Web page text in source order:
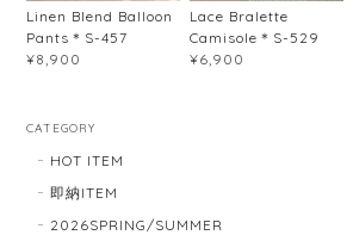
Linen Blend Balloon
Pants＊S-457
¥8,900
Lace Bralette
Camisole＊S-529
¥6,900
CATEGORY
HOT ITEM
即納ITEM
2026SPRING/SUMMER